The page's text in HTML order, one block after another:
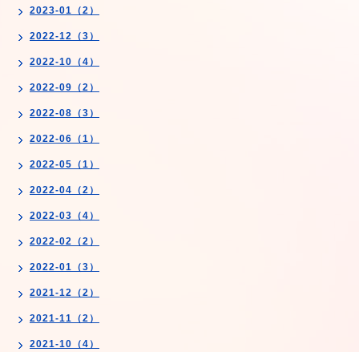
2023-01（2）
2022-12（3）
2022-10（4）
2022-09（2）
2022-08（3）
2022-06（1）
2022-05（1）
2022-04（2）
2022-03（4）
2022-02（2）
2022-01（3）
2021-12（2）
2021-11（2）
2021-10（4）